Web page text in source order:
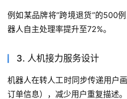
例如某品牌将”跨境退货”的500
器人自主处理率提升至72%。
3. 人机接力服务设计
机器人在转人工时同步传递用户
订单信息），减少用户重复描述。